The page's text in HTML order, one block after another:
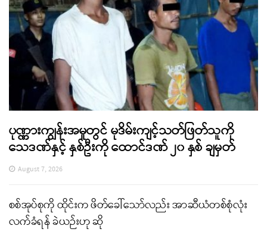
ပုဏ္ဏားကျွန်းအမှုတွင် မုဒိမ်းကျင့်သတ်ဖြတ်သူကို
သေဒဏ်နှင့် နှစ်ဦးကို ထောင်ဒဏ် ၂၀ နှစ် ချမှတ်
August 7, 2026
စစ်အုပ်စုကို ထိုင်းက ဖိတ်ခေါ်သော်လည်း အာဆီယံတစ်စုံလုံး
လက်ခံရန် ခဲယဉ်းဟု ဆို